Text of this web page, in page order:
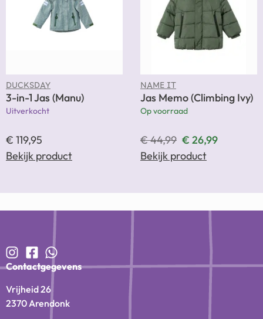
DUCKSDAY
3-in-1 Jas (Manu)
Uitverkocht
€ 119,95
Bekijk product
NAME IT
Jas Memo (Climbing Ivy)
Op voorraad
€44,99 € 26,99
Bekijk product
Contactgegevens
Vrijheid 26
2370 Arendonk